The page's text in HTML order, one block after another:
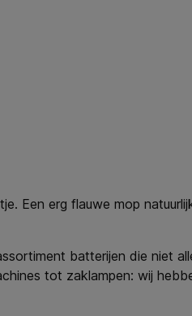
Een erg flauwe mop
batterijen die niet
tot zaklampen: wij